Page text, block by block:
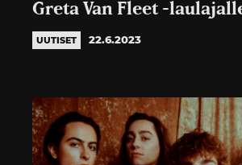
Greta Van Fleet -
UUTISET 22.6.2023